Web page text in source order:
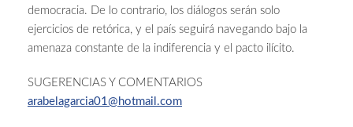
democracia. De lo contrario, los diálogos serán solo
ejercicios de retórica, y el país seguirá navegando bajo la
amenaza constante de la indiferencia y el pacto ilícito.
SUGERENCIAS Y COMENTARIOS
arabelagarcia01@hotmail.com